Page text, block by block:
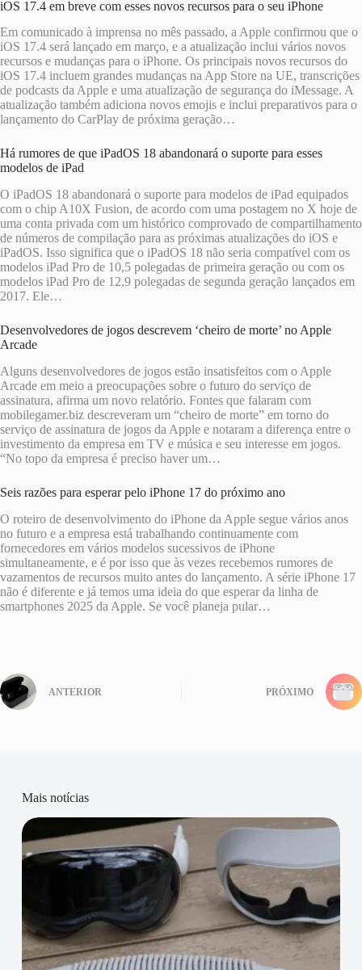
iOS 17.4 em breve com esses novos recursos para o seu iPhone
Em comunicado à imprensa no mês passado, a Apple confirmou que o
iOS 17.4 será lançado em março, e a atualização inclui vários novos
recursos e mudanças para o iPhone. Os principais novos recursos do
iOS 17.4 incluem grandes mudanças na App Store na UE, transcrições
de podcasts da Apple e uma atualização de segurança do iMessage. A
atualização também adiciona novos emojis e inclui preparativos para o
lançamento do CarPlay de próxima geração…
Há rumores de que iPadOS 18 abandonará o suporte para esses
modelos de iPad
O iPadOS 18 abandonará o suporte para modelos de iPad equipados
com o chip A10X Fusion, de acordo com uma postagem no X hoje de
uma conta privada com um histórico comprovado de compartilhamento
de números de compilação para as próximas atualizações do iOS e
iPadOS. Isso significa que o iPadOS 18 não seria compatível com os
modelos iPad Pro de 10,5 polegadas de primeira geração ou com os
modelos iPad Pro de 12,9 polegadas de segunda geração lançados em
2017. Ele…
Desenvolvedores de jogos descrevem ‘cheiro de morte’ no Apple
Arcade
Alguns desenvolvedores de jogos estão insatisfeitos com o Apple
Arcade em meio a preocupações sobre o futuro do serviço de
assinatura, afirma um novo relatório. Fontes que falaram com
mobilegamer.biz descreveram um “cheiro de morte” em torno do
serviço de assinatura de jogos da Apple e notaram a diferença entre o
investimento da empresa em TV e música e seu interesse em jogos.
“No topo da empresa é preciso haver um…
Seis razões para esperar pelo iPhone 17 do próximo ano
O roteiro de desenvolvimento do iPhone da Apple segue vários anos
no futuro e a empresa está trabalhando continuamente com
fornecedores em vários modelos sucessivos de iPhone
simultaneamente, e é por isso que às vezes recebemos rumores de
vazamentos de recursos muito antes do lançamento. A série iPhone 17
não é diferente e já temos uma ideia do que esperar da linha de
smartphones 2025 da Apple. Se você planeja pular…
ANTERIOR PRÓXIMO
Mais notícias